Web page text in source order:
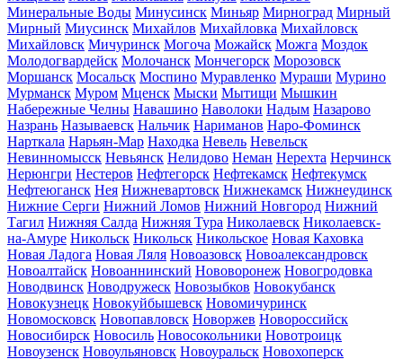
Минеральные Воды Минусинск Миньяр Мирноград Мирный
Мирный Миусинск Михайлов Михайловка Михайловск
Михайловск Мичуринск Могоча Можайск Можга Моздок
Молодогвардейск Молочанск Мончегорск Морозовск
Моршанск Мосальск Моспино Муравленко Мураши Мурино
Мурманск Муром Мценск Мыски Мытищи Мышкин
Набережные Челны Навашино Наволоки Надым Назарово
Назрань Называевск Нальчик Нариманов Наро-Фоминск
Нарткала Нарьян-Мар Находка Невель Невельск
Невинномысск Невьянск Нелидово Неман Нерехта Нерчинск
Нерюнгри Нестеров Нефтегорск Нефтекамск Нефтекумск
Нефтеюганск Нея Нижневартовск Нижнекамск Нижнеудинск
Нижние Серги Нижний Ломов Нижний Новгород Нижний
Тагил Нижняя Салда Нижняя Тура Николаевск Николаевск-
на-Амуре Никольск Никольск Никольское Новая Каховка
Новая Ладога Новая Ляля Новоазовск Новоалександровск
Новоалтайск Новоаннинский Нововоронеж Новогродовка
Новодвинск Новодружеск Новозыбков Новокубанск
Новокузнецк Новокуйбышевск Новомичуринск
Новомосковск Новопавловск Новоржев Новороссийск
Новосибирск Новосиль Новосокольники Новотроицк
Новоузенск Новоульяновск Новоуральск Новохоперск